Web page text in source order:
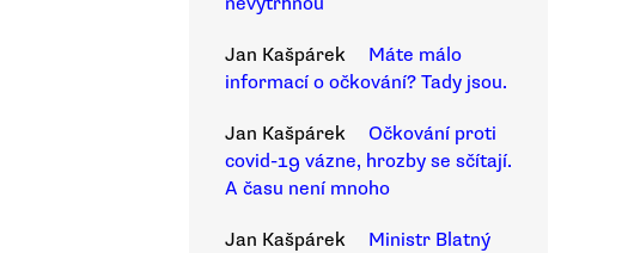
Jan Kašpárek
Máte málo
informací o očkování? Tady jsou.
Jan Kašpárek
Očkování proti
covid-19 vázne, hrozby se sčítají.
A času není mnoho
Jan Kašpárek
Ministr Blatný